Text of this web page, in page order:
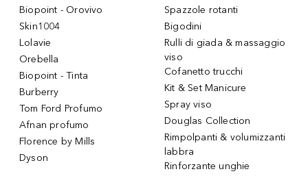
Biopoint - Orovivo
Skin1004
Lolavie
Orebella
Biopoint - Tinta
Burberry
Tom Ford Profumo
Afnan profumo
Florence by Mills
Dyson
Spazzole rotanti
Bigodini
Rulli di giada & massaggio
viso
Cofanetto trucchi
Kit & Set Manicure
Spray viso
Douglas Collection
Rimpolpanti & volumizzanti
labbra
Rinforzante unghie